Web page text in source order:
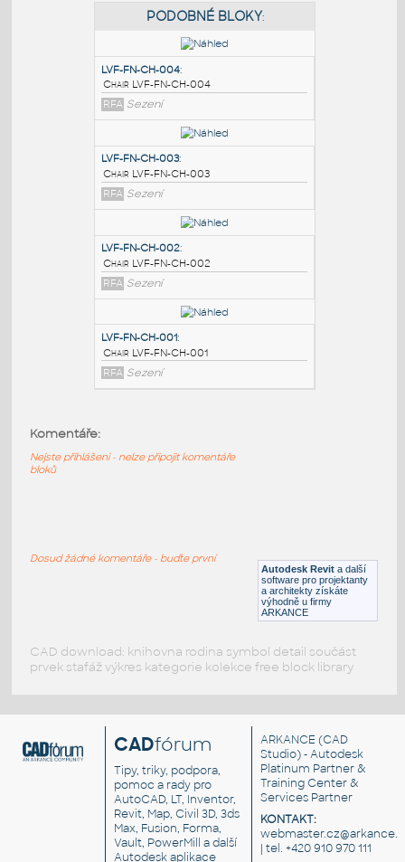
PODOBNÉ BLOKY
LVF-FN-CH-004
Chair LVF-FN-CH-004
RFA Sezení
LVF-FN-CH-003:
Chair LVF-FN-CH-003
RFA Sezení
Sezení
Autodesk Revit a další
software pro projektanty
a architekty získáte
výhodně u firmy
ARKANCE
Komentáře:
Nejste přihlášeni - nelze připojit komentáře
bloků
Dosud žádné komentáře - buďte první
CAD download: knihovna rodina symbol detail součást
prvek stafáž výkres kategorie kolekce free block library
CADfórum
Tipy, triky, podpora,
pomoc a rady pro
AutoCAD, LT, Inventor,
Revit, Map, Civil 3D, 3ds
Max, Fusion, Forma,
Vault, PowerMill a další
Autodesk aplikace
ARKANCE (CAD
Studio) - Autodesk
Platinum Partner &
Training Center &
Services Partner
KONTAKT:
| tel. +420 910 970 111